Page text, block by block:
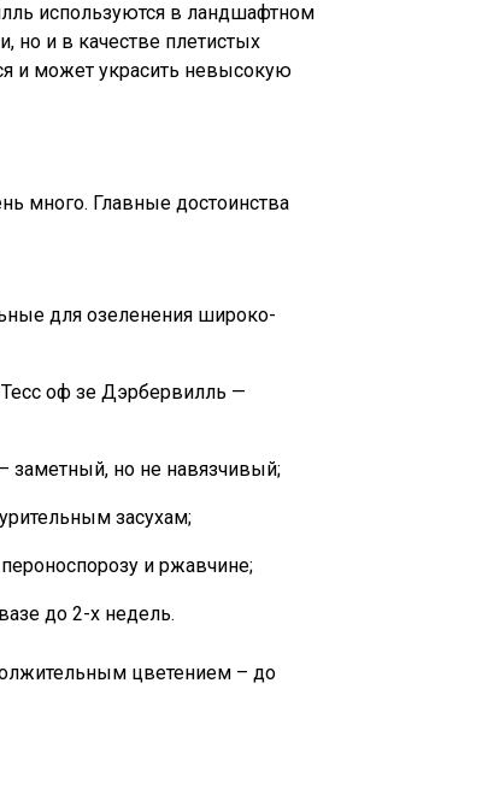
используются в ландшафтном
но и в качестве плетистых
и может украсить невысокую
много. Главные достоинства
для озеленения широко-
оф зе Дэрбервилль —
но не навязчивый;
засухам;
и ржавчине;
до 2-х недель.
цветением – до